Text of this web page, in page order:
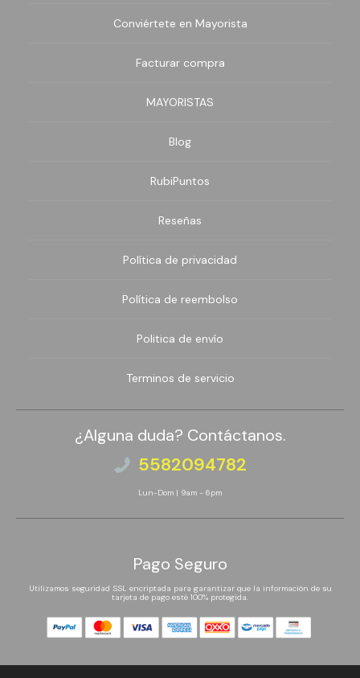
Conviértete en Mayorista
Facturar compra
MAYORISTAS
Blog
RubiPuntos
Reseñas
Política de privacidad
Política de reembolso
Politica de envío
Terminos de servicio
¿Alguna duda? Contáctanos.
5582094782
Lun-Dom | 9am - 6pm
Pago Seguro
Utilizamos seguridad SSL encriptada para garantizar que la información de su
tarjeta de pago esté 100% protegida.